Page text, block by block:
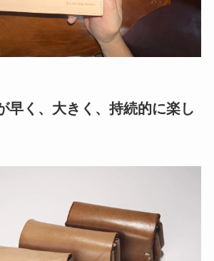
早く、大きく、持続的に楽し